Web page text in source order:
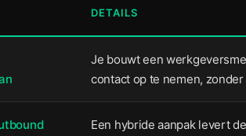
DETAILS
Je bouwt een
contact op te nemen,
Een hybride aanpak levert